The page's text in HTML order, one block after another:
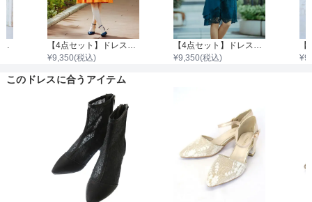
【4点セット】ドレス＆羽織・バッグ・ネックレス
【4点セット】ドレス＆羽織・バック・ネックレス
¥9,350(税込)
【4点セット】ドレス＆羽織・バック・ネックレス
¥9,350(税込) ¥
このドレスに合うアイテム